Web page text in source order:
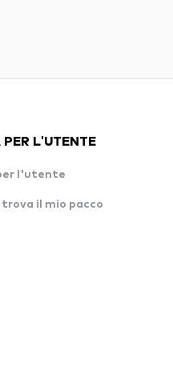
PER L'UTENTE
l'utente
trova il mio pacco